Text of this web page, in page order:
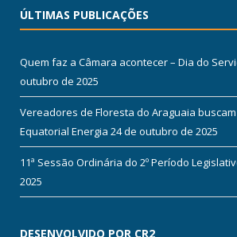
ÚLTIMAS PUBLICAÇÕES
Quem faz a Câmara acontecer – Dia do
outubro de 2025
Vereadores de Floresta do Araguaia
Equatorial Energia 24 de outubro de 2025
11ª Sessão Ordinária do 2º Período
2025
DESENVOLVIDO POR CR2